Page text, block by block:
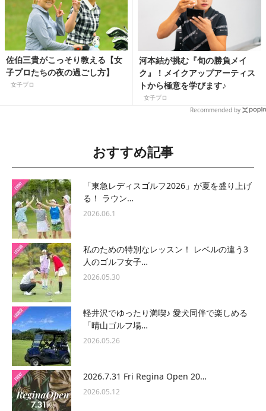
佐伯三貴がこっそり教える【女
子プロたちの夜の過ごし方】
女子プロ
河本結が挑む『旬の勝負メイ
ク』！メイクアップアーティス
トから極意を学びます♪
女子プロ
Recommended by
おすすめ記事
「東急レディスゴルフ2026」が夏を盛り上げ
る！ ラウン…
2026.06.1
私のための特別なレッスン！ レベルの違う3
人のゴルフ女子…
2026.05.30
軽井沢でゆったり満喫♪ 愛犬同伴で楽しめる
「晴山ゴルフ場…
2026.05.26
2026.7.31 Fri Regina Open 20…
2026.05.12